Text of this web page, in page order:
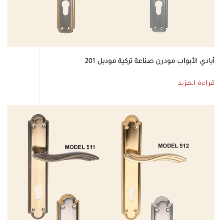
أيادي الأبواب مودرن صناعة تركية موديل 201
قراءة المزيد